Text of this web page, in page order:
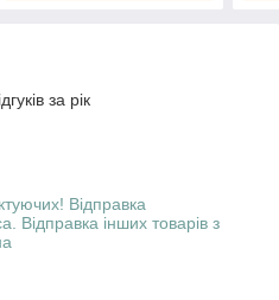
за рік
Відправка
Відправка інших товарів з